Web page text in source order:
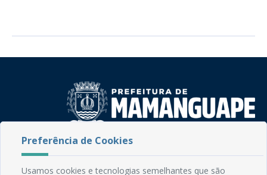
Rua do Imperador, 78, Centro
CEP: 58.280-000 - Mamanguape/PB
Fone: (83) 3292-2246
Preferência de Cookies
Usamos cookies e tecnologias semelhantes que são